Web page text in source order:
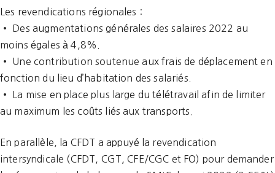
Les revendications régionales :
• Des augmentations générales des salaires 2022 au
moins égales à 4,8%.
• Une contribution soutenue aux frais de déplacement en
fonction du lieu d’habitation des salariés.
• La mise en place plus large du télétravail afin de limiter
au maximum les coûts liés aux transports.
En parallèle, la CFDT a appuyé la revendication
intersyndicale (CFDT, CGT, CFE/CGC et FO) pour demander